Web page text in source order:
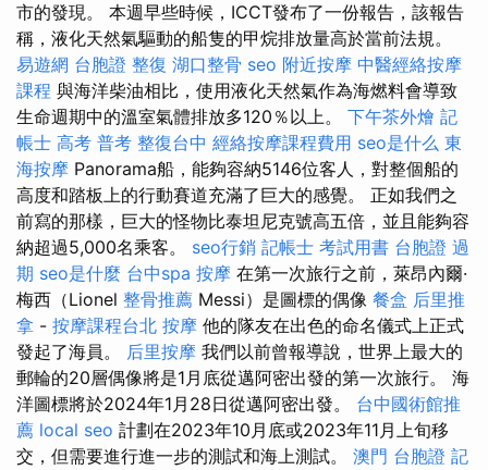
市的發現。 本週早些時候，ICCT發布了一份報告，該報告
稱，液化天然氣驅動的船隻的甲烷排放量高於當前法規。
易遊網 台胞證 整復 湖口整骨 seo 附近按摩 中醫經絡按摩
課程 與海洋柴油相比，使用液化天然氣作為海燃料會導致
生命週期中的溫室氣體排放多120％以上。 下午茶外燴 記
帳士 高考 普考 整復台中 經絡按摩課程費用 seo是什么 東
海按摩 Panorama船，能夠容納5146位客人，對整個船的
高度和踏板上的行動賽道充滿了巨大的感覺。 正如我們之
前寫的那樣，巨大的怪物比泰坦尼克號高五倍，並且能夠容
納超過5,000名乘客。 seo行銷 記帳士 考試用書 台胞證 過
期 seo是什麼 台中spa 按摩 在第一次旅行之前，萊昂內爾·
梅西（Lionel 整骨推薦 Messi）是圖標的偶像 餐盒 后里推
拿 - 按摩課程台北 按摩 他的隊友在出色的命名儀式上正式
發起了海員。 后里按摩 我們以前曾報導說，世界上最大的
郵輪的20層偶像將是1月底從邁阿密出發的第一次旅行。 海
洋圖標將於2024年1月28日從邁阿密出發。 台中國術館推
薦 local seo 計劃在2023年10月底或2023年11月上旬移
交，但需要進行進一步的測試和海上測試。 澳門 台胞證 記